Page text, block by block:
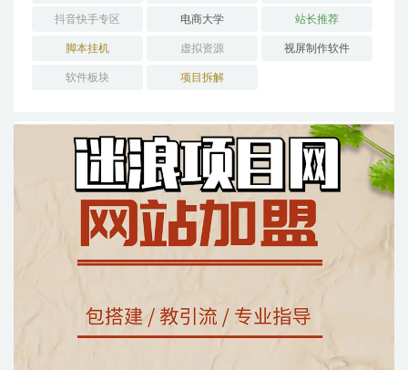
抖音快手专区 电商大学 站长推荐
脚本挂机 虚拟资源 视屏制作软件
软件板块 项目拆解